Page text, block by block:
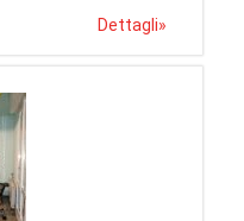
Dettagli»